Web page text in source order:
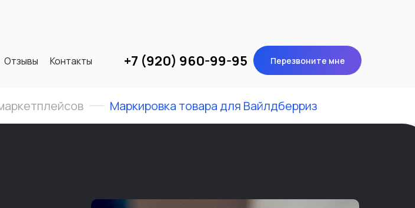
Отзывы Контакты +7 (920) 960-99-95 Перезвоните мне
Маркировка товара для Вайлдберриз